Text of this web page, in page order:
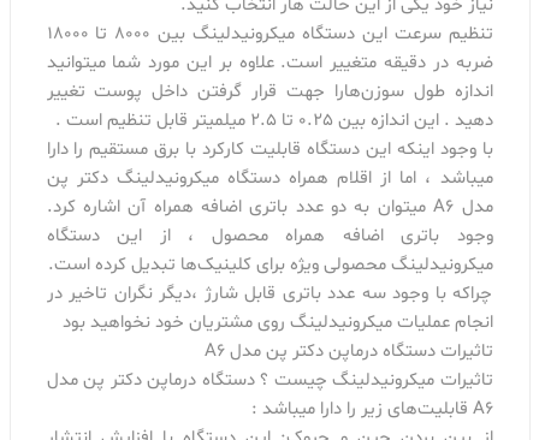
نیاز خود یکی از این حالت هار انتخاب کنید.
تنظیم سرعت این دستگاه میکرونیدلینگ بین 8000 تا 18000
ضربه در دقیقه متغییر است. علاوه بر این مورد شما میتوانید
اندازه طول سوزن‌هارا جهت قرار گرفتن داخل پوست تغییر
دهید . این اندازه بین 0.25 تا 2.5 میلمیتر قابل تنظیم است .
با وجود اینکه این دستگاه قابلیت کارکرد با برق مستقیم را دارا
میباشد ، اما از اقلام همراه دستگاه میکرونیدلینگ دکتر پن
مدل A6 میتوان به دو عدد باتری اضافه همراه آن اشاره کرد.
وجود باتری اضافه همراه محصول ، از این دستگاه
میکرونیدلینگ محصولی ویژه برای کلینیک‌ها تبدیل کرده است.
چراکه با وجود سه عدد باتری قابل شارژ ،دیگر نگران تاخیر در
انجام عملیات میکرونیدلینگ روی مشتریان خود نخواهید بود
تاثیرات دستگاه درماپن دکتر پن مدل A6
تاثیرات میکرونیدلینگ چیست ؟ دستگاه درماپن دکتر پن مدل
A6 قابلیت‌های زیر را دارا میباشد :